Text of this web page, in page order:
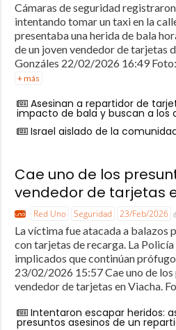
Cámaras de seguridad
intentando tomar un taxi en la
presentaba una herida de bala
de un joven vendedor de tarjetas
Gonzáles 22/02/2026 16:49
+ más
Asesinan a repartidor de
impacto de bala y buscan a los
Israel aislado de la
Cae uno de los
vendedor de tarjetas
Red Uno Seguridad 23/Feb/2026
La víctima fue atacada a balazos
con tarjetas de recarga. La
implicados que continúan
23/02/2026 15:57 Cae uno de los
vendedor de tarjetas en Viacha.
Intentaron escapar heridos:
presuntos asesinos de un